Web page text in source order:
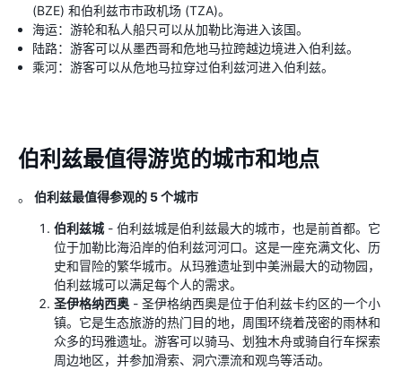
(BZE) 和伯利兹市市政机场 (TZA)。
海运：游轮和私人船只可以从加勒比海进入该国。
陆路：游客可以从墨西哥和危地马拉跨越边境进入伯利兹。
乘河：游客可以从危地马拉穿过伯利兹河进入伯利兹。
伯利兹最值得游览的城市和地点
。 伯利兹最值得参观的 5 个城市
伯利兹城- 伯利兹城是伯利兹最大的城市，也是前首都。它
位于加勒比海沿岸的伯利兹河河口。这是一座充满文化、历
史和冒险的繁华城市。从玛雅遗址到中美洲最大的动物园，
伯利兹城可以满足每个人的需求。
圣伊格纳西奥 - 圣伊格纳西奥是位于伯利兹卡约区的一个小
镇。它是生态旅游的热门目的地，周围环绕着茂密的雨林和
众多的玛雅遗址。游客可以骑马、划独木舟或骑自行车探索
周边地区，并参加滑索、洞穴漂流和观鸟等活动。